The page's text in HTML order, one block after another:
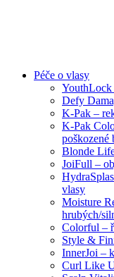
Péče o vlasy
YouthLock
Defy
K-Pak –
K-Pak
poškozené
Blonde
JoiFull –
vlasy
Moisture
hrubých/
Colorful –
Style &
InnerJoi –
Curl Like